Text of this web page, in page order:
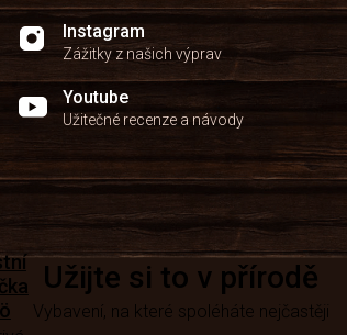
Instagram
Zážitky z našich výprav
Youtube
Užitečné recenze a návody
Užijte si to v přírodě
Vybavení, na které spoléháte nejčastěji